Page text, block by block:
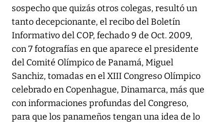
sospecho que quizás otros colegas, resultó un
tanto decepcionante, el recibo del Boletín
Informativo del COP, fechado 9 de Oct. 2009,
con 7 fotografías en que aparece el presidente
del Comité Olímpico de Panamá, Miguel
Sanchiz, tomadas en el XIII Congreso Olímpico
celebrado en Copenhague, Dinamarca, más que
con informaciones profundas del Congreso,
para que los panameños tengan una idea de lo